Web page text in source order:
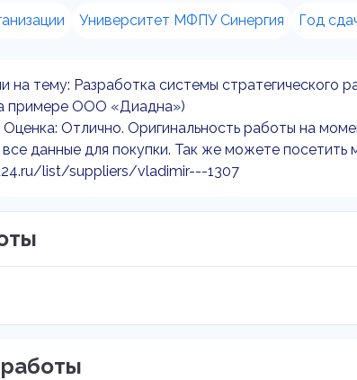
Университет МФПУ Синергия Год
на тему: Разработка системы стратегического
примере ООО «Диадна»)
Оценка: Отлично. Оригинальность работы на
данные для покупки. Так же можете посетить
list/suppliers/vladimir---1307